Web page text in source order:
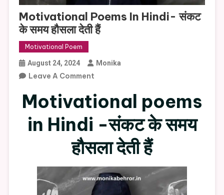
Motivational Poems In Hindi- संकट
के समय हौसला देती हैं
Motivational Poem
August 24, 2024 Monika
Leave A CommentOn
Poems
Hindi-
के
हौसला
देती
Motivational poems
in Hindi -संकट के समय
हौसला देती हैं